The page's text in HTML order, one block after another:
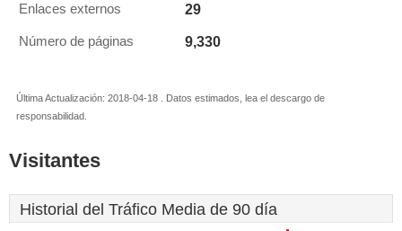
Enlaces externos 29
Número de páginas 9,330
Última Actualización: 2018-04-18 . Datos estimados, lea el descargo de
responsabilidad.
Visitantes
Historial del Tráfico Media de 90 día